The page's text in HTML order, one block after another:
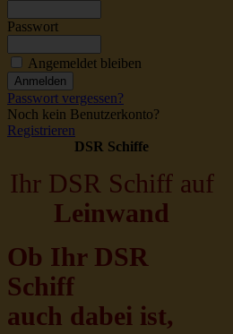
Passwort
Angemeldet bleiben
Passwort vergessen?
Noch kein Benutzerkonto?
Registrieren
DSR Schiffe
Ihr DSR Schiff auf
Leinwand
Ob Ihr DSR
Schiff
auch dabei ist,